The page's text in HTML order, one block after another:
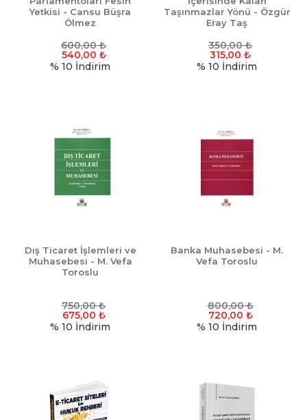
Yetkisi - Cansu Büşra
Ölmez
600,00₺
540,00 ₺
% 10 İndirim
Taşınmazlar Yönü - Özgür
Eray Taş
350,00₺
315,00 ₺
% 10 İndirim
Dış Ticaret İşlemleri ve
Muhasebesi - M. Vefa
Toroslu
750,00₺
675,00 ₺
% 10 İndirim
Banka Muhasebesi - M.
Vefa Toroslu
800,00₺
720,00 ₺
% 10 İndirim